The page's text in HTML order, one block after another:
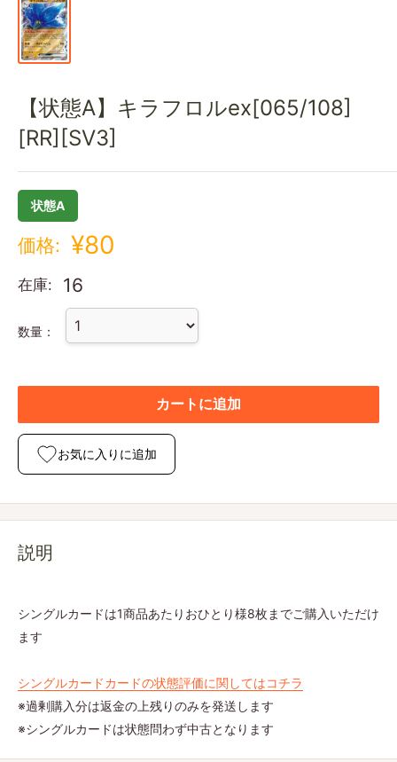
【状態A】キラフロルex[065/108]
[RR][SV3]
状態A
価格: ¥80
在庫: 16
数量：
カートに追加
お気に入りに追加
説明
シングルカードは1商品あたりおひとり様8枚までご購入いただけ
ます
シングルカードカードの状態評価に関してはコチラ
※過剰購入分は返金の上残りのみを発送します
※シングルカードは状態問わず中古となります